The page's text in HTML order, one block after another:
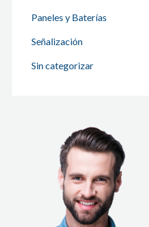
Paneles y Baterías
Señalización
Sin categorizar